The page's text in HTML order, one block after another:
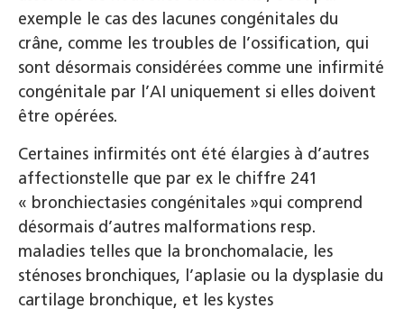
exemple le cas des lacunes congénitales du
crâne, comme les troubles de l’ossification, qui
sont désormais considérées comme une infirmité
congénitale par l’AI uniquement si elles doivent
être opérées.
Certaines infirmités ont été élargies à d’autres
affectionstelle que par ex le chiffre 241
« bronchiectasies congénitales »qui comprend
désormais d’autres malformations resp.
maladies telles que la bronchomalacie, les
sténoses bronchiques, l’aplasie ou la dysplasie du
cartilage bronchique, et les kystes